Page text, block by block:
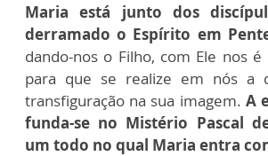
Maria está junto dos
derramado o Espírito em
dando-nos o Filho, com Ele nos
para que se realize em nós a
transfiguração na sua imagem. A
funda-se no Mistério Pascal
um todo no qual Maria entra